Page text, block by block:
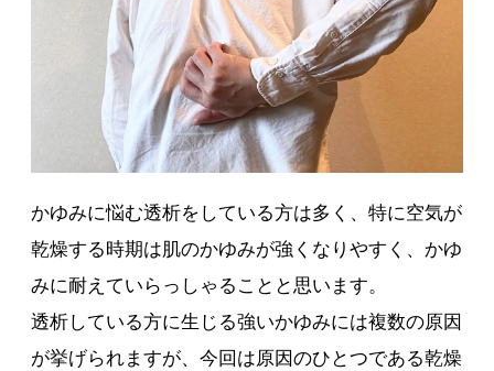
かゆみに悩む透析をしている方は多く、特に空気が
乾燥する時期は肌のかゆみが強くなりやすく、かゆ
みに耐えていらっしゃることと思います。
透析している方に生じる強いかゆみには複数の原因
が挙げられますが、今回は原因のひとつである乾燥